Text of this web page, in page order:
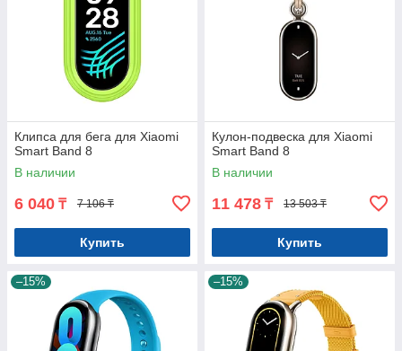
Клипса для бега для Xiaomi
Smart Band 8
В наличии
6 040 ₸ 7 106 ₸
Купить
Кулон-подвеска для Xiaomi
Smart Band 8
В наличии
11 478 ₸ 13 503 ₸
Купить
–15% –15%